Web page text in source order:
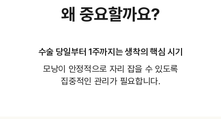
왜 중요할까요?
수술 당일부터 1주까지는 생착의 핵심 시기
모낭이 안정적으로 자리 잡을 수 있도록
집중적인 관리가 필요합니다.